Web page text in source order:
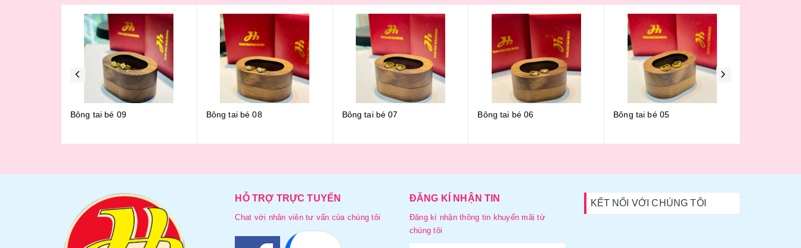
Bông tai bé 09 Bông tai bé 08 Bông tai bé 07 Bông tai bé 06 Bông tai bé 05
HỖ TRỢ TRỰC TUYẾN
Chat với nhân viên tư vấn của chúng tôi
ĐĂNG KÍ NHẬN TIN
Đăng kí nhận thông tin khuyến mãi từ
chúng tôi
KẾT NỐI VỚI CHÚNG TÔI